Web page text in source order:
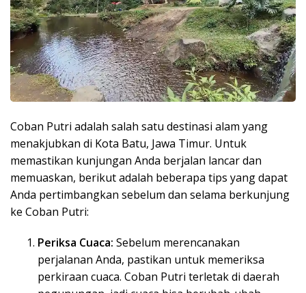
Coban Putri adalah salah satu destinasi alam yang
menakjubkan di Kota Batu, Jawa Timur. Untuk
memastikan kunjungan Anda berjalan lancar dan
memuaskan, berikut adalah beberapa tips yang dapat
Anda pertimbangkan sebelum dan selama berkunjung
ke Coban Putri:
Periksa Cuaca: Sebelum merencanakan
perjalanan Anda, pastikan untuk memeriksa
perkiraan cuaca. Coban Putri terletak di daerah